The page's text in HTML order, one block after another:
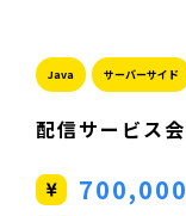
Java サーバーサイド
配信サービス
700,000